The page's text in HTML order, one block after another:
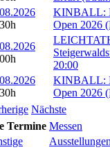
KINBALL:
Open 2026
20:00
KINBALL:
Open 2026
Nächste
Termine Messen